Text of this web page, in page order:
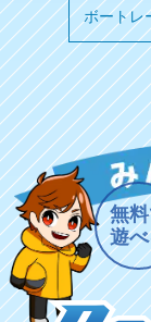
ボートレ
無
遊